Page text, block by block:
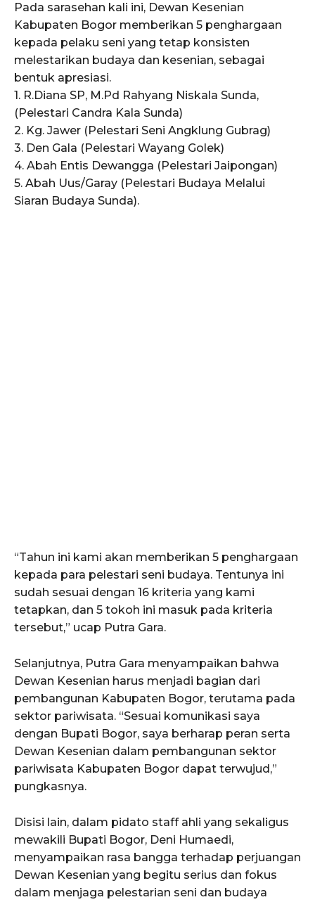
Pada sarasehan kali ini, Dewan Kesenian
Kabupaten Bogor memberikan 5 penghargaan
kepada pelaku seni yang tetap konsisten
melestarikan budaya dan kesenian, sebagai
bentuk apresiasi.
1. R.Diana SP, M.Pd Rahyang Niskala Sunda,
(Pelestari Candra Kala Sunda)
2. Kg. Jawer (Pelestari Seni Angklung Gubrag)
3. Den Gala (Pelestari Wayang Golek)
4. Abah Entis Dewangga (Pelestari Jaipongan)
5. Abah Uus/Garay (Pelestari Budaya Melalui
Siaran Budaya Sunda).
“Tahun ini kami akan memberikan 5 penghargaan
kepada para pelestari seni budaya. Tentunya ini
sudah sesuai dengan 16 kriteria yang kami
tetapkan, dan 5 tokoh ini masuk pada kriteria
tersebut,” ucap Putra Gara.
Selanjutnya, Putra Gara menyampaikan bahwa
Dewan Kesenian harus menjadi bagian dari
pembangunan Kabupaten Bogor, terutama pada
sektor pariwisata. “Sesuai komunikasi saya
dengan Bupati Bogor, saya berharap peran serta
Dewan Kesenian dalam pembangunan sektor
pariwisata Kabupaten Bogor dapat terwujud,”
pungkasnya.
Disisi lain, dalam pidato staff ahli yang sekaligus
mewakili Bupati Bogor, Deni Humaedi,
menyampaikan rasa bangga terhadap perjuangan
Dewan Kesenian yang begitu serius dan fokus
dalam menjaga pelestarian seni dan budaya